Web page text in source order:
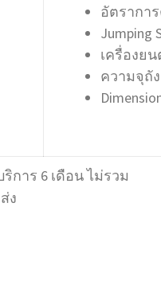
อัตรากา
Jumping
เครื่องยน
ความจุถั
การ 6 เดือน ไม่รวม
ง